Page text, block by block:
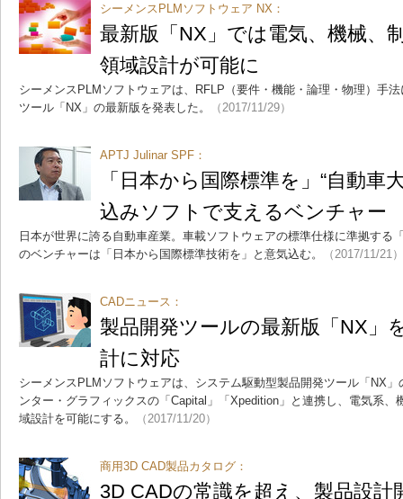
シーメンスPLMソフトウェア NX：
最新版「NX」では電気、機械、
領域設計が可能に
シーメンスPLMソフトウェアは、RFLP（要件・機能・論理・物理）手
ツール「NX」の最新版を発表した。
（2017/11/29）
APTJ Julinar SPF：
「日本から国際標準を」“自動車
込みソフトで支えるベンチャー
日本が世界に誇る自動車産業。車載ソフトウェアの標準仕様に準拠する
のベンチャーは「日本から国際標準技術を」と意気込む。
（2017/11/21）
CADニュース：
製品開発ツールの最新版「NX」
計に対応
シーメンスPLMソフトウェアは、システム駆動型製品開発ツール「NX
ンター・グラフィックスの「Capital」「Xpedition」と連携し、電気系、
域設計を可能にする。
（2017/11/20）
商用3D CAD製品カタログ：
3D CADの常識を超え、製品設計